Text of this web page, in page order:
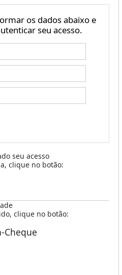
os dados abaixo e
seu acesso.
seu acesso
clique no botão:
clique no botão:
Cheque